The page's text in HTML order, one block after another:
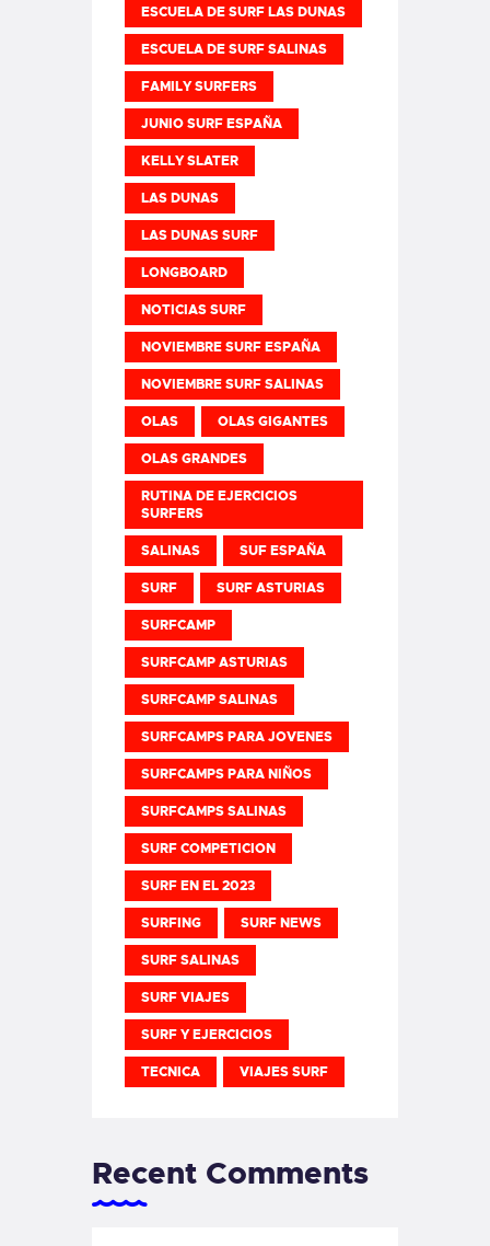
ESCUELA DE SURF LAS DUNAS
ESCUELA DE SURF SALINAS
FAMILY SURFERS
JUNIO SURF ESPAÑA
KELLY SLATER
LAS DUNAS
LAS DUNAS SURF
LONGBOARD
NOTICIAS SURF
NOVIEMBRE SURF ESPAÑA
NOVIEMBRE SURF SALINAS
OLAS OLAS GIGANTES
OLAS GRANDES
RUTINA DE EJERCICIOS
SURFERS
SALINAS SUF ESPAÑA
SURF SURF ASTURIAS
SURFCAMP
SURFCAMP ASTURIAS
SURFCAMP SALINAS
SURFCAMPS PARA JOVENES
SURFCAMPS PARA NIÑOS
SURFCAMPS SALINAS
SURF COMPETICION
SURF EN EL 2023
SURFING SURF NEWS
SURF SALINAS
SURF VIAJES
SURF Y EJERCICIOS
TECNICA VIAJES SURF
Recent Comments